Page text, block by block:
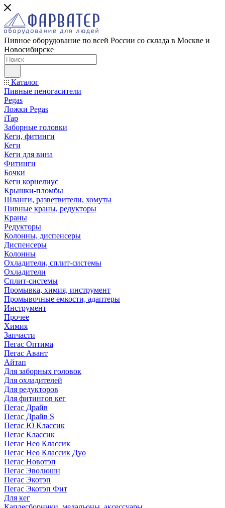
Пивное оборудование по всей России со склада в Москве и
Новосибирске
Каталог
Пивные пеногасители
Pegas
Ложки Pegas
iTap
Заборные головки
Кеги, фитинги
Кеги
Кеги для вина
Фитинги
Бочки
Кеги корнелиус
Крышки-пломбы
Шланги, разветвители, хомуты
Пивные краны, редукторы
Краны
Редукторы
Колонны, диспенсеры
Диспенсеры
Колонны
Охладители, сплит-системы
Охладители
Сплит-системы
Промывка, химия, инструмент
Промывочные емкости, адаптеры
Инструмент
Прочее
Химия
Запчасти
Пегас Оптима
Пегас Авант
Айтап
Для заборных головок
Для охладителей
Для редукторов
Для фитингов кег
Пегас Драйв
Пегас Драйв S
Пегас Ю Классик
Пегас Классик
Пегас Нео Классик
Пегас Нео Классик Дуо
Пегас Новотэп
Пегас Эволюшн
Пегас Экотэп
Пегас Экотэп Фит
Для кег